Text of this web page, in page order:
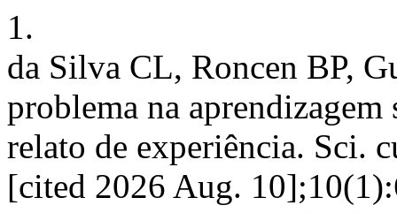
1.
da Silva CL, Roncen BP,
problema na
relato de experiência. Sci.
[cited 2026 Aug.